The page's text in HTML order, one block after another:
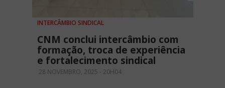
INTERCÂMBIO SINDICAL
CNM conclui intercâmbio com
formação, troca de experiência
e fortalecimento sindical
28 NOVEMBRO, 2025 - 20H04